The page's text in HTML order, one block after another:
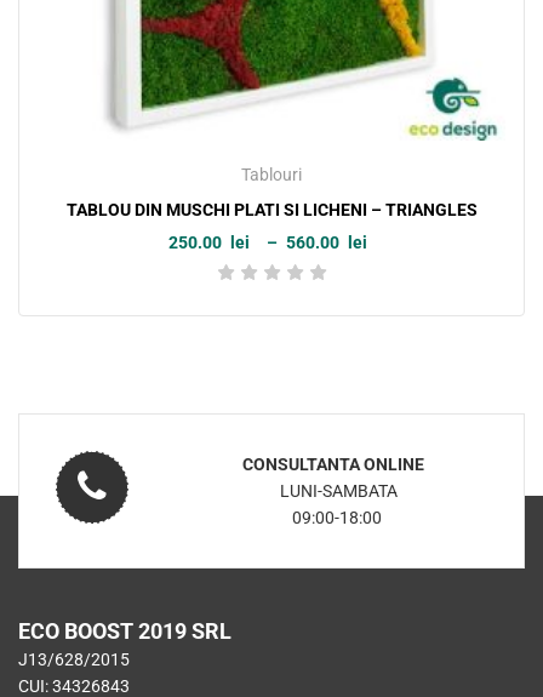
Tablouri
TABLOU DIN MUSCHI PLATI SI LICHENI – TRIANGLES
250.00
lei – 560.00
lei
250.00lei
CONSULTANTA ONLINE
LUNI-SAMBATA
09:00-18:00
ECO BOOST 2019 SRL
J13/628/2015
CUI: 34326843